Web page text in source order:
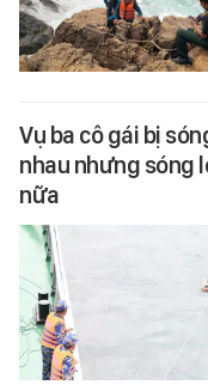
Vụ ba cô gái bị
nhau nhưng sóng
nữa